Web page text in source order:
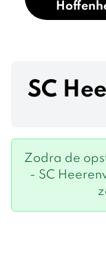
SC
Zodra de
- SC